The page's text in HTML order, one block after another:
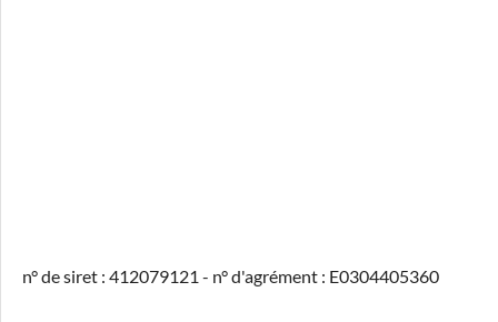
n° de siret : 412079121 - n° d'agrément : E0304405360